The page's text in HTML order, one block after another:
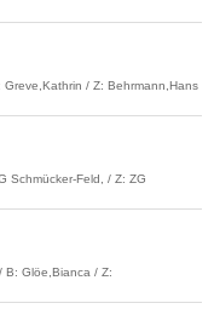
/ Z: Behrmann,Hans
Schmücker-Feld, / Z: ZG
B: Glöe,Bianca / Z: